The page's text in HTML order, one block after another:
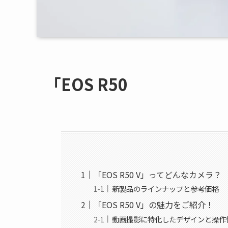
「EOS R50
「EOS R50 V」ってどんなカメラ？
新製品のラインナップと参考価格
「EOS R50 V」の魅力をご紹介！
動画撮影に特化したデザインと操